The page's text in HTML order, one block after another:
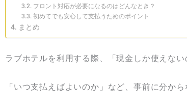
フロント対応が必要になるのはどんなとき？
初めてでも安心して支払うためのポイント
まとめ
ラブホテルを利用する際、「現金しか使えな
「いつ支払えばよいのか」など、事前に分か